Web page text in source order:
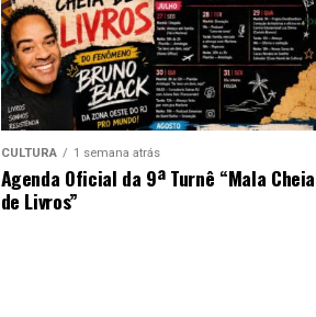
CULTURA 1 semana atrás
Agenda Oficial da 9ª Turnê “Mala Cheia
de Livros”